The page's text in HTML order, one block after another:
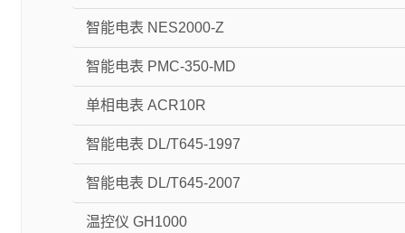
智能电表 NES2000-Z
智能电表 PMC-350-MD
单相电表 ACR10R
智能电表 DL/T645-1997
智能电表 DL/T645-2007
温控仪 GH1000